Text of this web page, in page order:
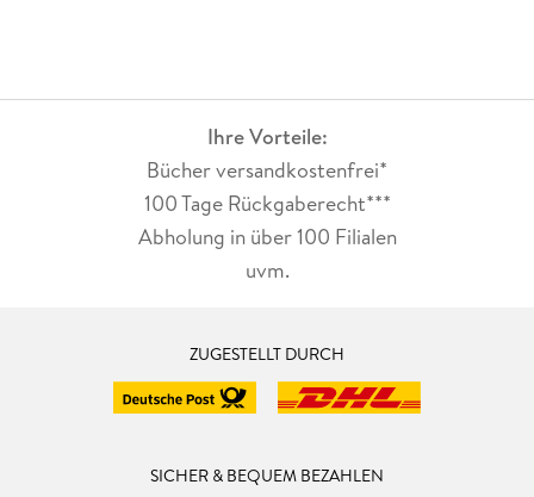
Ihre Vorteile:
Bücher versandkostenfrei*
100 Tage Rückgaberecht***
Abholung in über 100 Filialen
uvm.
ZUGESTELLT DURCH
SICHER & BEQUEM BEZAHLEN